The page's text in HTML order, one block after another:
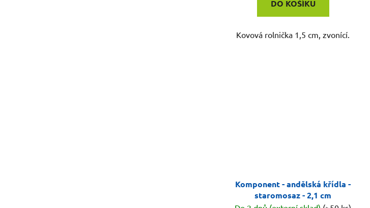
DO KOŠÍKU
Kovová rolnička 1,5 cm, zvonící.
Komponent - andělská křídla -
staromosaz - 2,1 cm